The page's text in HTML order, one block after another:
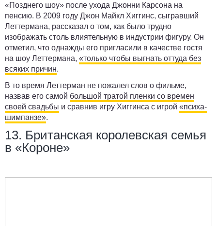
«Позднего шоу» после ухода Джонни Карсона на
пенсию. В 2009 году Джон Майкл Хиггинс, сыгравший
Леттермана, рассказал о том, как было трудно
изображать столь влиятельную в индустрии фигуру. Он
отметил, что однажды его пригласили в качестве гостя
на шоу Леттермана, «только чтобы выгнать оттуда без
всяких причин.
В то время Леттерман не пожалел слов о фильме,
назвав его самой большой тратой пленки со времен
своей свадьбы и сравнив игру Хиггинса с игрой «психа-
шимпанзе».
13. Британская королевская семья
в «Короне»